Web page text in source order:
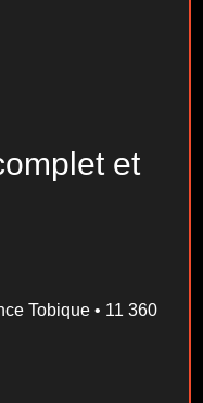
et
Tobique • 11 360